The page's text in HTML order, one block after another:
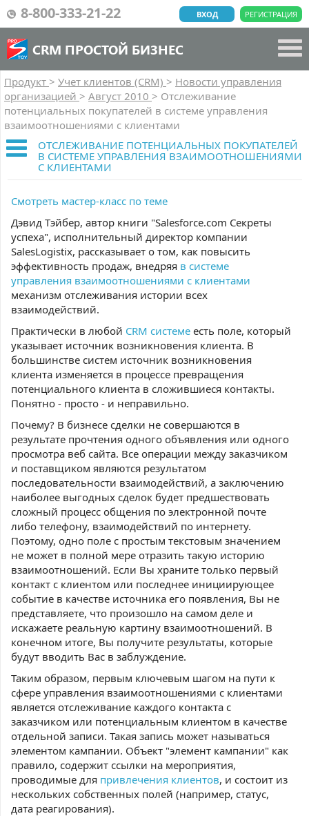
8-800-333-21-22 РЕГИСТРАЦИЯ
ВХОД
CRM ПРОСТОЙ БИЗНЕС
Продукт > Учет клиентов (CRM) > Новости управления
организацией > Август 2010 > Отслеживание
потенциальных покупателей в системе управления
взаимоотношениями с клиентами
ОТСЛЕЖИВАНИЕ ПОТЕНЦИАЛЬНЫХ ПОКУПАТЕЛЕЙ
В СИСТЕМЕ УПРАВЛЕНИЯ ВЗАИМООТНОШЕНИЯМИ
С КЛИЕНТАМИ
Смотреть мастер-класс по теме
Дэвид Тэйбер, автор книги "Salesforce.com Секреты
успеха", исполнительный директор компании
SalesLogistix, рассказывает о том, как повысить
эффективность продаж, внедряя в системе
управления взаимоотношениями с клиентами
механизм отслеживания истории всех
взаимодействий.
Практически в любой CRM системе есть поле, который
указывает источник возникновения клиента. В
большинстве систем источник возникновения
клиента изменяется в процессе превращения
потенциального клиента в сложившиеся контакты.
Понятно - просто - и неправильно.
Почему? В бизнесе сделки не совершаются в
результате прочтения одного объявления или одного
просмотра веб сайта. Все операции между заказчиком
и поставщиком являются результатом
последовательности взаимодействий, а заключению
наиболее выгодных сделок будет предшествовать
сложный процесс общения по электронной почте
либо телефону, взаимодействий по интернету.
Поэтому, одно поле с простым текстовым значением
не может в полной мере отразить такую историю
взаимоотношений. Если Вы храните только первый
контакт с клиентом или последнее инициирующее
событие в качестве источника его появления, Вы не
представляете, что произошло на самом деле и
искажаете реальную картину взаимоотношений. В
конечном итоге, Вы получите результаты, которые
будут вводить Вас в заблуждение.
Таким образом, первым ключевым шагом на пути к
сфере управления взаимоотношениями с клиентами
является отслеживание каждого контакта с
заказчиком или потенциальным клиентом в качестве
отдельной записи. Такая запись может называться
элементом кампании. Объект "элемент кампании" как
правило, содержит ссылки на мероприятия,
проводимые для привлечения клиентов, и состоит из
нескольких собственных полей (например, статус,
дата реагирования).